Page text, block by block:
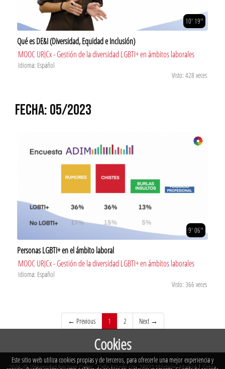
10' 19''
Qué es DE&I (Diversidad, Equidad e Inclusión)
MOOC URJCx - Gestión de la diversidad LGBTI+ en ámbitos laborales
Idioma: Español
Visto: 428 veces
FECHA: 05/2023
9' 06''
Personas LGBTI+ en el ámbito laboral
MOOC URJCx - Gestión de la diversidad LGBTI+ en ámbitos laborales
Idioma: Español
Visto: 366 veces
← Previous 1 (current)
2 Next →
Cookies
Este sitio web utiliza cookies propias y de terceros, para ofrecerle una mejor experiencia y